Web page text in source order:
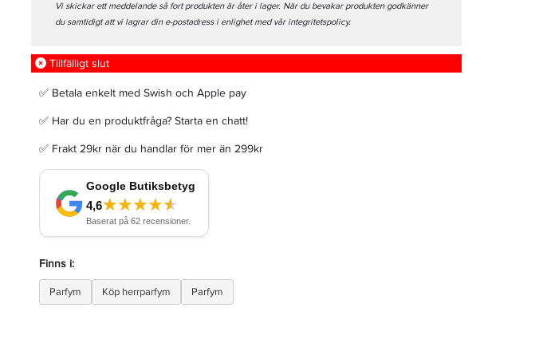
Edition Edp 100ml
675 kr
Vi skickar ett meddelande så fort produkten är åter i lager. När du bevakar produkten godkänner
du samtidigt att vi lagrar din e-postadress i enlighet med vår integritetspolicy.
Tillfälligt slut
✅ Betala enkelt med Swish och Apple pay
✅ Har du en produktfråga? Starta en chatt!
✅ Frakt 29kr när du handlar för mer än 299kr
Finns i:
Parfym Köp herrparfym Parfym